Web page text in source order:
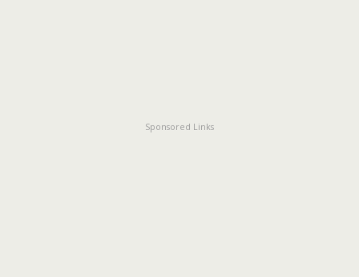
Sponsored Links